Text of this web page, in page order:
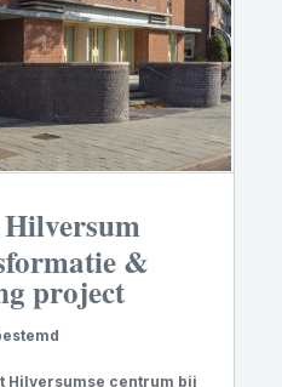
Hilversum
&
project
Hilversumse centrum bij